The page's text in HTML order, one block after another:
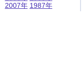
2007年 1987年